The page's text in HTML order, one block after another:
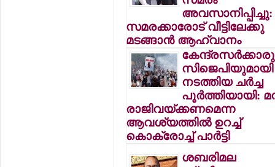
അവസാനിപ്പിച്ചു:
സമരക്കാരോട് വീട്ടിലേക്കു
മടങ്ങാന്‍ ആഹ്വാനം
സിജെപിയുമായി
നടത്തിയ ചര്‍ച്ച
പൂര്‍ത്തിയായി:
രാജിവയ്ക്കണമെന്ന
ആവശ്യത്തില്‍ ഉറച്ച്
കൊക്രോച്ച് പാര്‍ട്ടി
ശബരിമല